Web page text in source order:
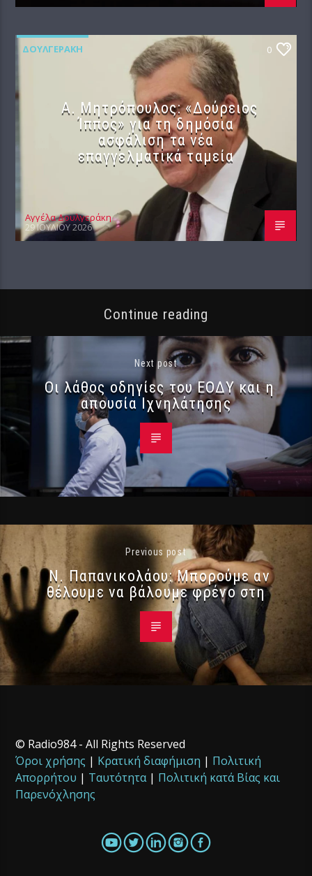
ΔΟΥΛΓΕΡΆΚΗ 0
Α. Μητρόπουλος: «Δούρειος
Ίππος» για τη δημόσια
ασφάλιση τα νέα
επαγγελματικά ταμεία
Αγγέλα Δουλγεράκη
29 ΙΟΥΛΊΟΥ 2026
Continue reading
Next post
Οι λάθος οδηγίες του ΕΟΔΥ και η
απουσία Ιχνηλάτησης
Previous post
Ν. Παπανικολάου: Μπορούμε αν
θέλουμε να βάλουμε φρένο στη
© Radio984 - All Rights Reserved
Όροι χρήσης | Κρατική διαφήμιση | Πολιτική
Απορρήτου | Ταυτότητα| Πολιτική κατά Βίας και
Παρενόχλησης